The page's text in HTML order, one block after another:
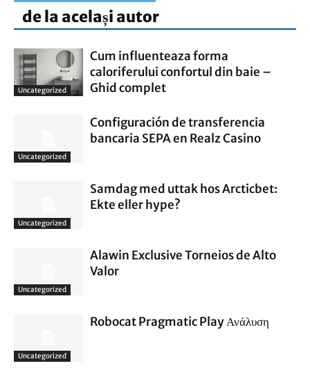
de la același autor
Uncategorized
Cum influenteaza forma
caloriferului confortul din baie –
Ghid complet
Uncategorized
Configuración de transferencia
bancaria SEPA en Realz Casino
Uncategorized
Samdag med uttak hos Arcticbet:
Ekte eller hype?
Uncategorized
Alawin Exclusive Torneios de Alto
Valor
Uncategorized
Robocat Pragmatic Play Ανάλυση